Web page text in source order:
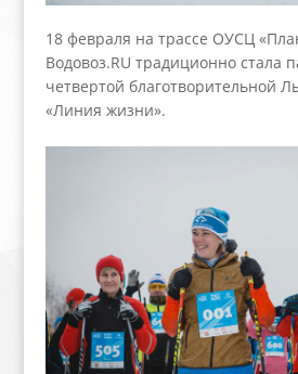
18 февраля на трассе ОУСЦ
Водовоз.RU традиционно стала
четвертой благотворительной
«Линия жизни».